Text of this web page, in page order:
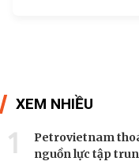
XEM NHIỀU
1
Petrovietnam
nguồn lực tập